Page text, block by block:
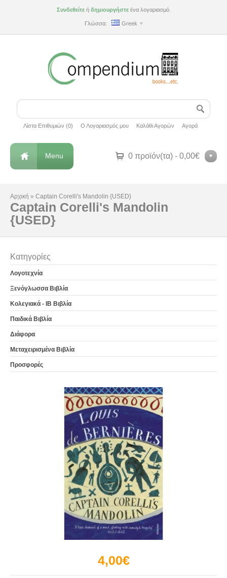
Συνδεθείτεή δημιουργήστεένα λογαριασμό.
Γλώσσα: Greek
Λίστα Επιθυμιών (0) Ο Λογαριασμός μου Καλάθι Αγορών Αγορά
0 προϊόν(τα) - 0,00€
Menu
Αρχική » Captain Corelli's Mandolin {USED}
Captain Corelli's Mandolin
{USED}
Κατηγορίες
Λογοτεχνία
Ξενόγλωσσα Βιβλία
Κολεγιακά - IB Βιβλία
Παιδικά Βιβλία
Διάφορα
Μεταχειρισμένα Βιβλία
Προσφορές
4,00€